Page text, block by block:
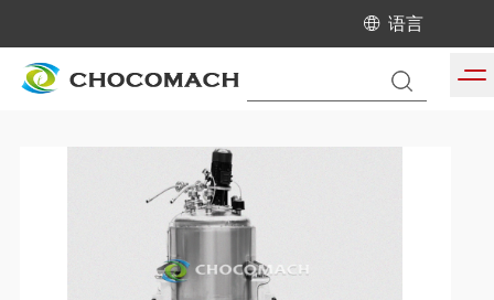
语言
当前位置: 首页/产品中心 可可榨油机生产线